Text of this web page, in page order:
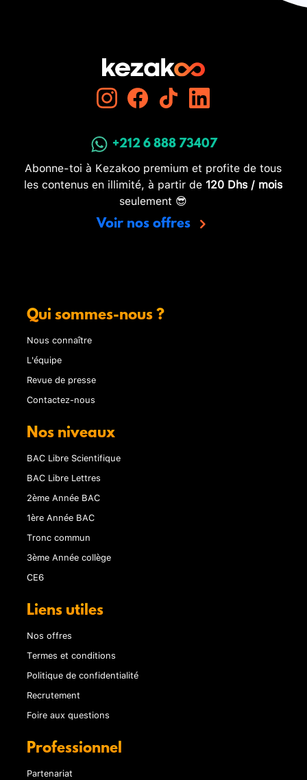
+212 6 888 73407
Abonne-toi à Kezakoo premium et profite de tous
les contenus en illimité, à partir de 120 Dhs / mois
seulement 😎
Voir nos offres
Qui sommes-nous ?
Nous connaître
L'équipe
Revue de presse
Contactez-nous
Nos niveaux
BAC Libre Scientifique
BAC Libre Lettres
2ème Année BAC
1ère Année BAC
Tronc commun
3ème Année collège
CE6
Liens utiles
Nos offres
Termes et conditions
Politique de confidentialité
Recrutement
Foire aux questions
Professionnel
Partenariat